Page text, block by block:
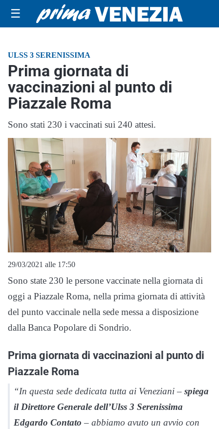
☰
ULSS 3 SERENISSIMA
Prima giornata di
vaccinazioni al punto di
Piazzale Roma
Sono stati 230 i vaccinati sui 240 attesi.
29/03/2021 alle 17:50
Sono state 230 le persone vaccinate nella giornata di
oggi a Piazzale Roma, nella prima giornata di attività
del punto vaccinale nella sede messa a disposizione
dalla Banca Popolare di Sondrio.
Prima giornata di vaccinazioni al punto di
Piazzale Roma
“In questa sede dedicata tutta ai Veneziani – spiega
il Direttore Generale dell’Ulss 3 Serenissima
Edgardo Contato – abbiamo avuto un avvio con